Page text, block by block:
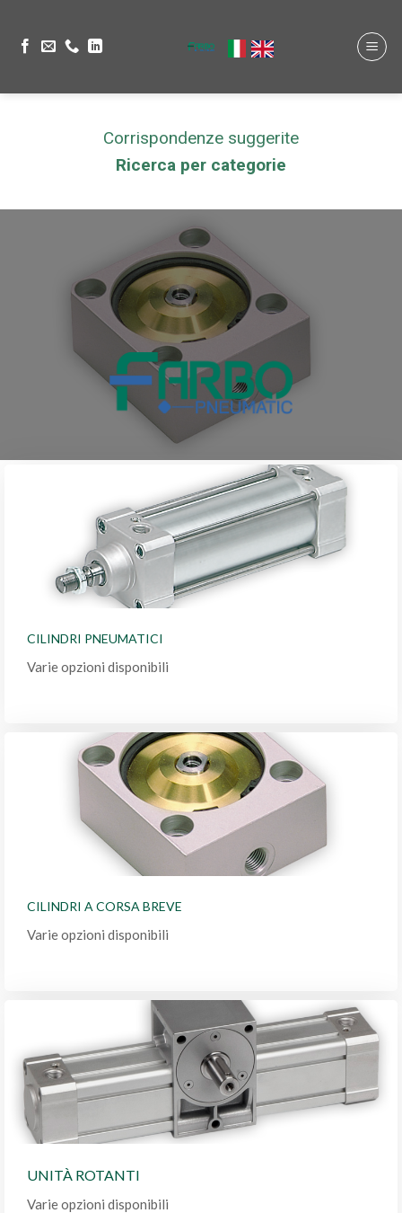
Corrispondenze suggerite
Ricerca per categorie
CILINDRI PNEUMATICI
Varie opzioni disponibili
CILINDRI A CORSA BREVE
Varie opzioni disponibili
UNITÀ ROTANTI
Varie opzioni disponibili